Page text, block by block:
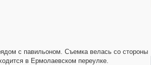
с павильоном. Съемка велась со стороны
в Ермолаевском переулке.